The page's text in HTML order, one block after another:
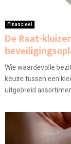
Financieel
De Raat-
Wie waardevolle
keuze tussen een
uitgebreid